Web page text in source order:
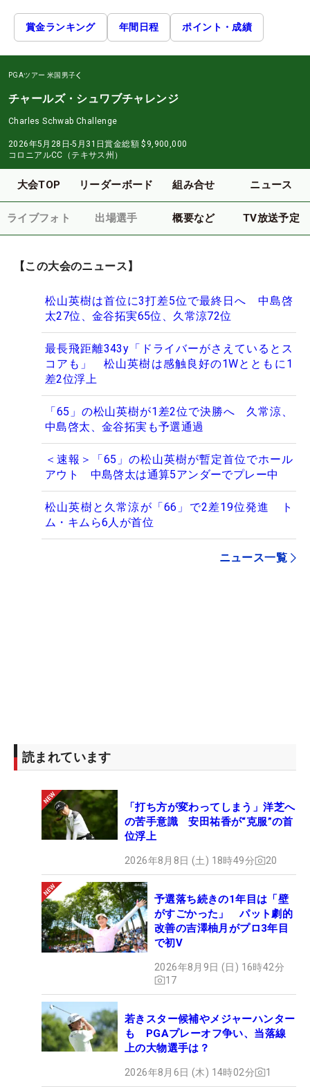
賞金ランキング 年間日程 ポイント・成績
PGAツアー 米国男子
チャールズ・シュワブチャレンジ
Charles Schwab Challenge
2026年5月28日-5月31日賞金総額 $9,900,000
コロニアルCC（テキサス州）
大会TOP リーダーボード 組み合せ ニュース
ライブフォト 出場選手 概要など TV放送予定
【この大会のニュース】
松山英樹は首位に3打差5位で最終日へ 中島啓
太27位、金谷拓実65位、久常涼72位
最長飛距離343y「ドライバーがさえているとス
コアも」 松山英樹は感触良好の1Wとともに1
差2位浮上
「65」の松山英樹が1差2位で決勝へ 久常涼、
中島啓太、金谷拓実も予選通過
＜速報＞「65」の松山英樹が暫定首位でホール
アウト 中島啓太は通算5アンダーでプレー中
松山英樹と久常涼が「66」で2差19位発進 ト
ム・キムら6人が首位
ニュース一覧
読まれています
「打ち方が変わってしまう」洋芝へ
の苦手意識 安田祐香が“克服”の首
位浮上
2026年8月8日 (土) 18時49分 20
予選落ち続きの1年目は「壁
がすごかった」 パット劇的
改善の吉澤柚月がプロ3年目
で初V
2026年8月9日 (日) 16時42分
17
若きスター候補やメジャーハンター
も PGAプレーオフ争い、当落線
上の大物選手は？
2026年8月6日 (木) 14時02分 1